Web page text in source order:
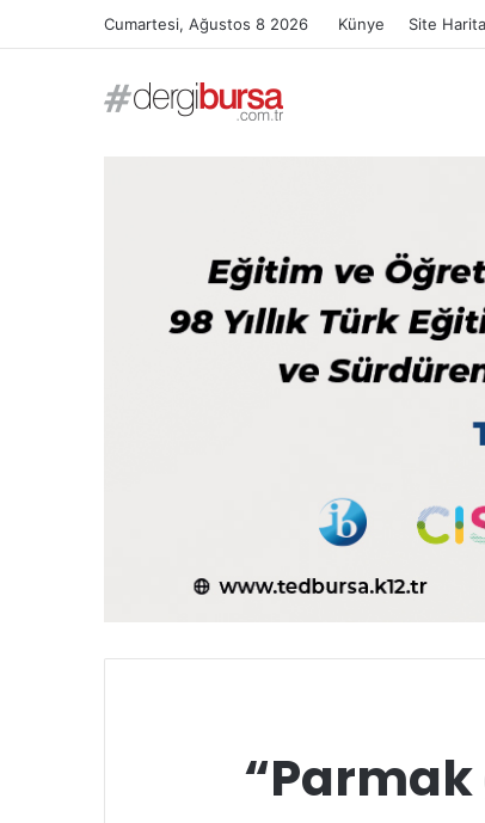
Cumartesi, Ağustos 8 2026 Künye Site